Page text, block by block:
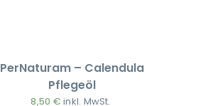
PerNaturam – Calendula
Pflegeöl
8,50 € inkl. MwSt.